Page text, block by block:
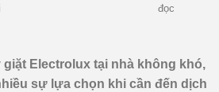
đọc
Electrolux tại nhà không khó,
sự lựa chọn khi cần đến dịch